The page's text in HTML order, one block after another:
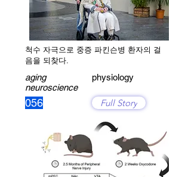
척수 자극으로 중증 파킨슨병 환자의 걸
음을 되찾다.
aging
neuroscience
056
physiology
Full Story